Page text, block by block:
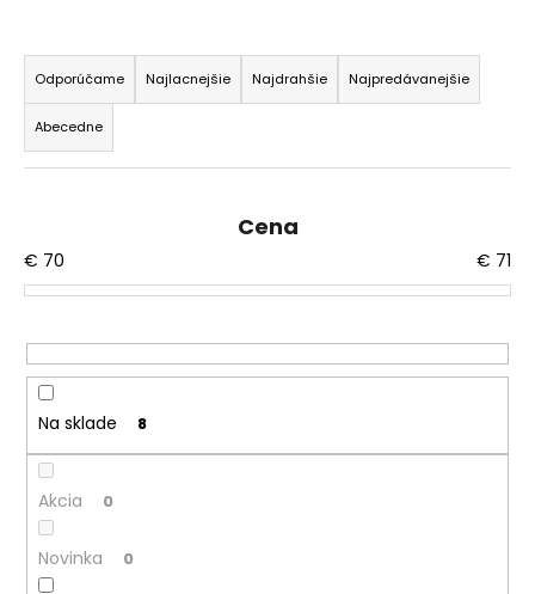
R
a
d
e
n
p
r
d
u
k
t
o
v
Odporúčame Najlacnejšie Najdrahšie Najpredávanejšie
Abecedne
Cena
€ 70 € 71
Na sklade 8
Akcia 0
Novinka 0
d
p
o
ú
e